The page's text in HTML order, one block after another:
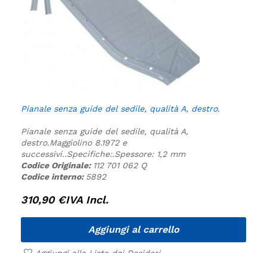
Pianale senza guide del sedile, qualità A, destro.
Pianale senza guide del sedile, qualità A,
destro.Maggiolino 8.1972 e
successivi..Specifiche:.Spessore: 1,2 mm
Codice Originale: 112 701 062 Q
Codice interno: 5892
310,90 €IVA Incl.
Aggiungi al carrello